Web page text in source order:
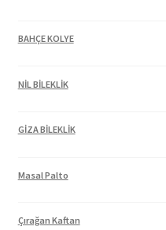
BAHÇE KOLYE
NİL BİLEKLİK
GİZA BİLEKLİK
Masal Palto
Çırağan Kaftan